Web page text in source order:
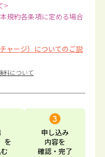
>
規約各条項に定める場合
ャージ）についてのご説
料について
を
申し込み
内容を
確認・完了